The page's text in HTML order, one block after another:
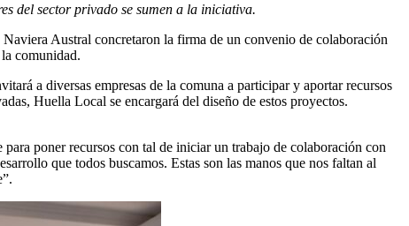
del sector privado se sumen a la iniciativa.
Austral concretaron la firma de un convenio de colaboración
comunidad.
a diversas empresas de la comuna a participar y aportar recursos
Huella Local se encargará del diseño de estos proyectos.
poner recursos con tal de iniciar un trabajo de colaboración con
que todos buscamos. Estas son las manos que nos faltan al